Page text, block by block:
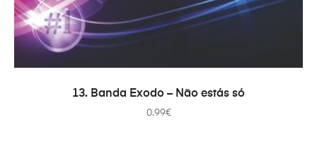
ADICIONAR
13. Banda Exodo – Não estás só
0.99€